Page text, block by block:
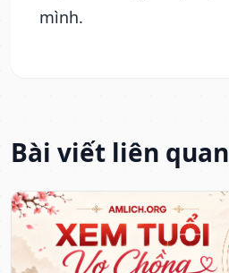
mình.
Bài viết liên quan